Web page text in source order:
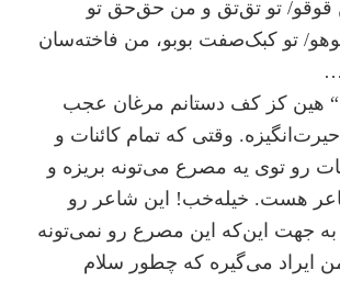
تو تق‌تق و من حق‌حق تو
تو کبک‌صفت بوبو، من فاخته‌سان
“ هین کز کف دستانم مرغان عجب
وقتی که تمام کائنات و
رو توی یه مصرع می‌تونه بریزه و
هست. خیله‌خب! این شاعر رو
به جهت این‌که این مصرع رو نمی‌تونه
ایراد می‌گیره که چطور سلام